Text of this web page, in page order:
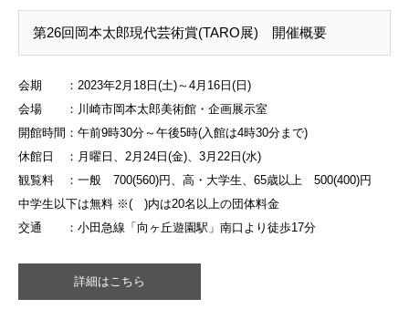
第26回岡本太郎現代芸術賞(TARO展) 開催概要
会期 ：2023年2月18日(土)～4月16日(日)
会場 ：川崎市岡本太郎美術館・企画展示室
開館時間：午前9時30分～午後5時(入館は4時30分まで)
休館日 ：月曜日、2月24日(金)、3月22日(水)
観覧料 ：一般 700(560)円、高・大学生、65歳以上 500(400)円
中学生以下は無料 ※( )内は20名以上の団体料金
交通 ：小田急線「向ヶ丘遊園駅」南口より徒歩17分
詳細はこちら